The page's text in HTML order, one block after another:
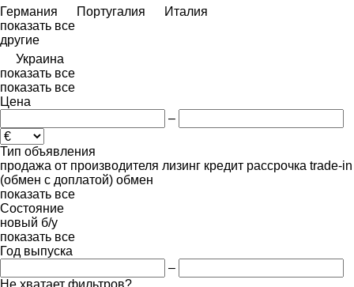
Германия
Португалия
Италия
показать все
другие
Украина
показать все
показать все
Цена
–
Тип объявления
продажа от производителя лизинг кредит рассрочка trade-in
(обмен с доплатой) обмен
показать все
Состояние
новый б/у
показать все
Год выпуска
–
Не хватает фильтров?